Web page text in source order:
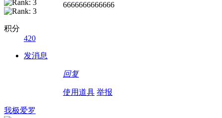
积分
420
发消息
6666666666666
回复
使用道具 举报
我极爱罗